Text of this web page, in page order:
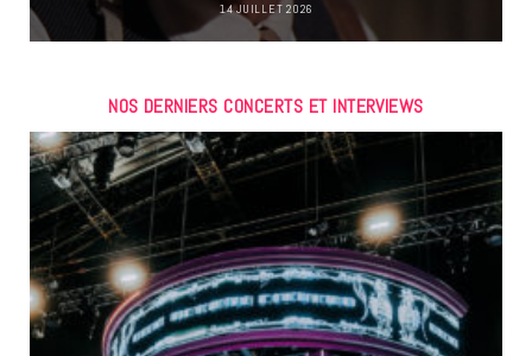
14 JUILLET 2026
NOS DERNIERS CONCERTS ET INTERVIEWS